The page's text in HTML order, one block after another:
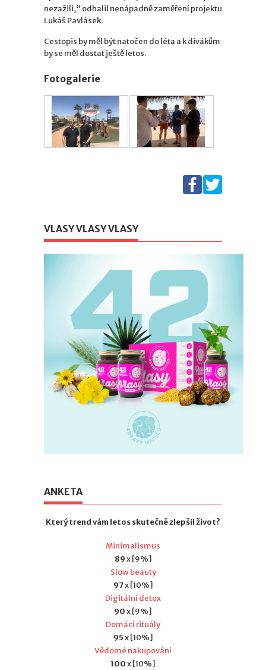
nezažili,“ odhalil nenápadně zaměření projektu
Lukáš Pavlásek.
Cestopis by měl být natočen do léta a k divákům
by se měl dostat ještě letos.
Fotogalerie
VLASY VLASY VLASY
ANKETA
Který trend vám letos skutečně zlepšil život?
Minimalismus
89x [9%]
Slow beauty
97x [10%]
Digitální detox
90x [9%]
Domácí rituály
95x [10%]
Vědomé nakupování
100x [10%]